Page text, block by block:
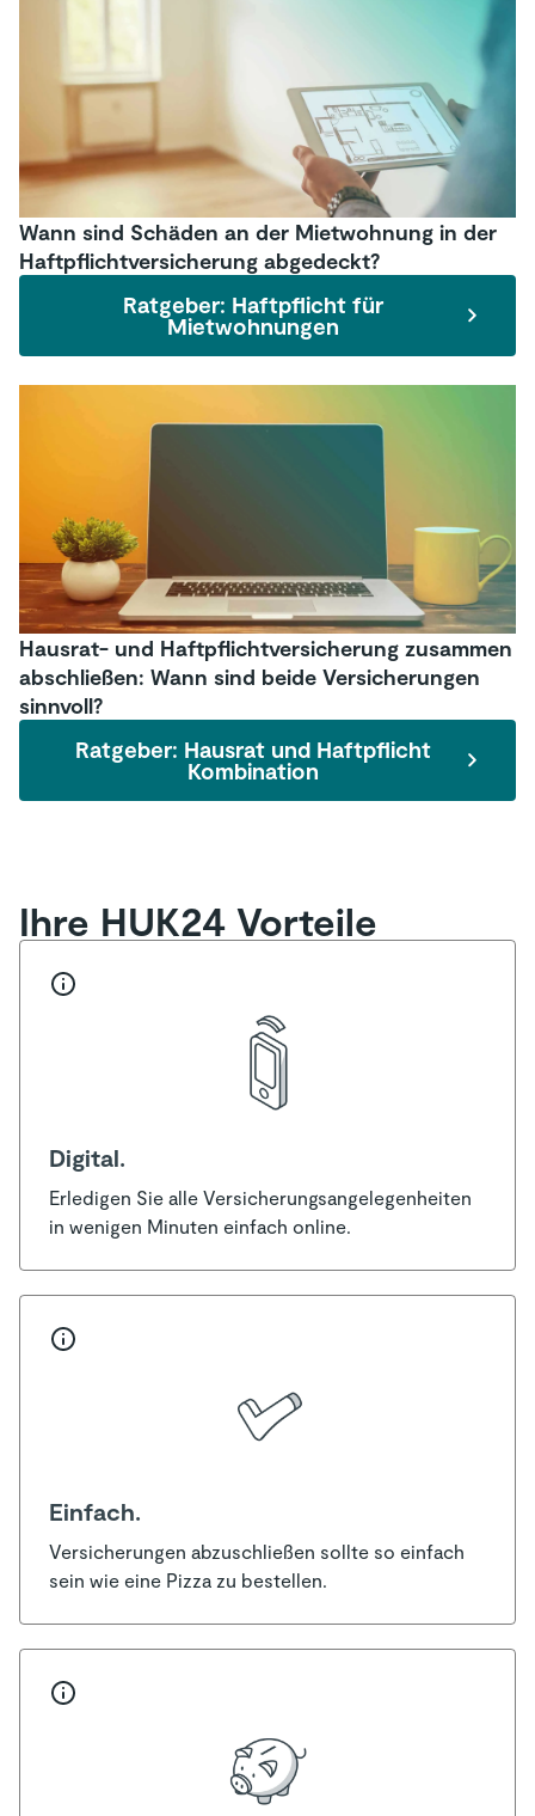
Wann sind Schäden an der Mietwohnung in der
Haftpflichtversicherung abgedeckt?
Ratgeber: Haftpflicht für
Mietwohnungen
Hausrat- und Haftpflichtversicherung zusammen
abschließen: Wann sind beide Versicherungen
sinnvoll?
Ratgeber: Hausrat und Haftpflicht
Kombination
Ihre HUK24 Vorteile
Digital.
Erledigen Sie alle Versicherungsangelegenheiten
in wenigen Minuten einfach online.
Einfach.
Versicherungen abzuschließen sollte so einfach
sein wie eine Pizza zu bestellen.